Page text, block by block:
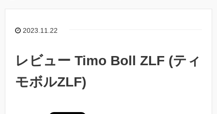
2023.11.22
レビュー Timo Boll ZLF (ティ
モボルZLF)